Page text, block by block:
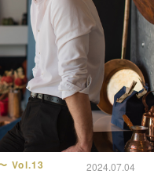
Vol.13 2024.07.04